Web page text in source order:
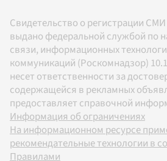
Свидетельство о регистрации
выдано федеральной службой по
связи, информационных
коммуникаций (Роскомнадзор)
несет ответственности за
содержащейся в рекламных
предоставляет справочной
Информация об ограничениях
На информационном ресурсе
рекомендательные технологии в
Правилами